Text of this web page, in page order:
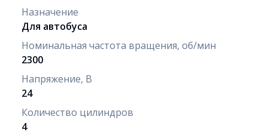
Назначение
Для автобуса
Номинальная частота вращения, об/мин
2300
Напряжение, В
24
Количество цилиндров
4